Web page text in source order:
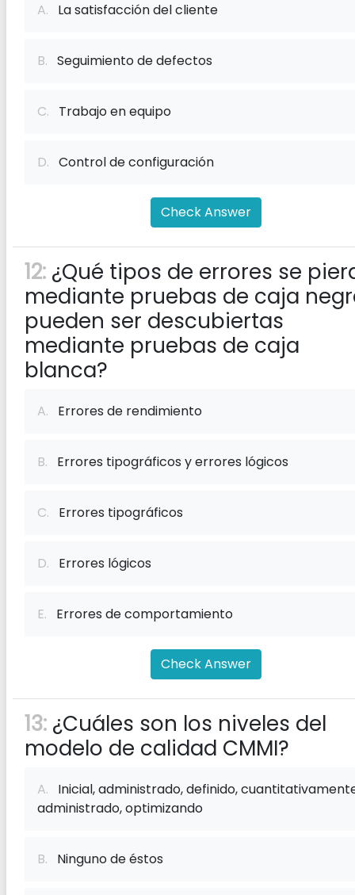
A. La satisfacción del cliente
B. Seguimiento de defectos
C. Trabajo en equipo
D. Control de configuración
Check Answer
12: ¿Qué tipos de errores se
mediante pruebas de caja
pueden ser descubiertas
mediante pruebas de caja
blanca?
A. Errores de rendimiento
B. Errores tipográficos y errores lógicos
C. Errores tipográficos
D. Errores lógicos
E. Errores de comportamiento
Check Answer
13: ¿Cuáles son los niveles del
modelo de calidad CMMI?
A. Inicial, administrado, definido,
administrado, optimizando
B. Ninguno de éstos